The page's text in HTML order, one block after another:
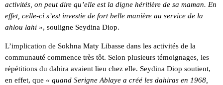
activités, on peut dire qu’elle est la digne héritière de sa maman. En
effet, celle-ci s’est investie de fort belle manière au service de la
ahlou lahi », souligne Seydina Diop.
L’implication de Sokhna Maty Libasse dans les activités de la
communauté commence très tôt. Selon plusieurs témoignages, les
répétitions du dahira avaient lieu chez elle. Seydina Diop soutient,
en effet, que « quand Serigne Ablaye a créé les dahiras en 1968,